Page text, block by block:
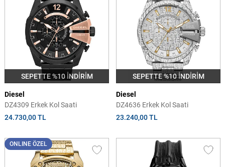
SEPETTE %10 İNDİRİM
Diesel
DZ4309 Erkek Kol Saati
24.730,00 TL
SEPETTE %10 İNDİRİM
Diesel
DZ4636 Erkek Kol Saati
23.240,00 TL
ONLINE ÖZEL